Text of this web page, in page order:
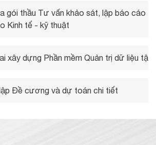
gói thầu Tư vấn khảo sát, lập báo cáo
Kinh tế - kỹ thuật
xây dựng Phần mềm Quản trị dữ liệu tập
Đề cương và dự toán chi tiết